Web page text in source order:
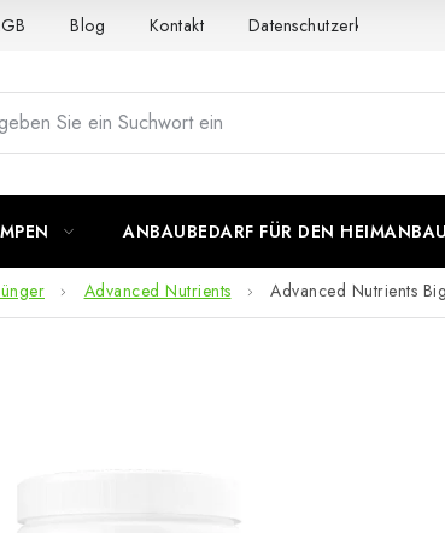
Blog Kontakt Datenschutzerklärung
ANBAUBEDARF FÜR DEN HEIMANBAU
Advanced Nutrients Advanced Nutrients